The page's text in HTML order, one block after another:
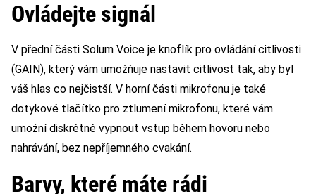
Ovládejte signál
V přední části Solum Voice je knoflík pro ovládání citlivosti
(GAIN), který vám umožňuje nastavit citlivost tak, aby byl
váš hlas co nejčistší. V horní části mikrofonu je také
dotykové tlačítko pro ztlumení mikrofonu, které vám
umožní diskrétně vypnout vstup během hovoru nebo
nahrávání, bez nepříjemného cvakání.
Barvy, které máte rádi